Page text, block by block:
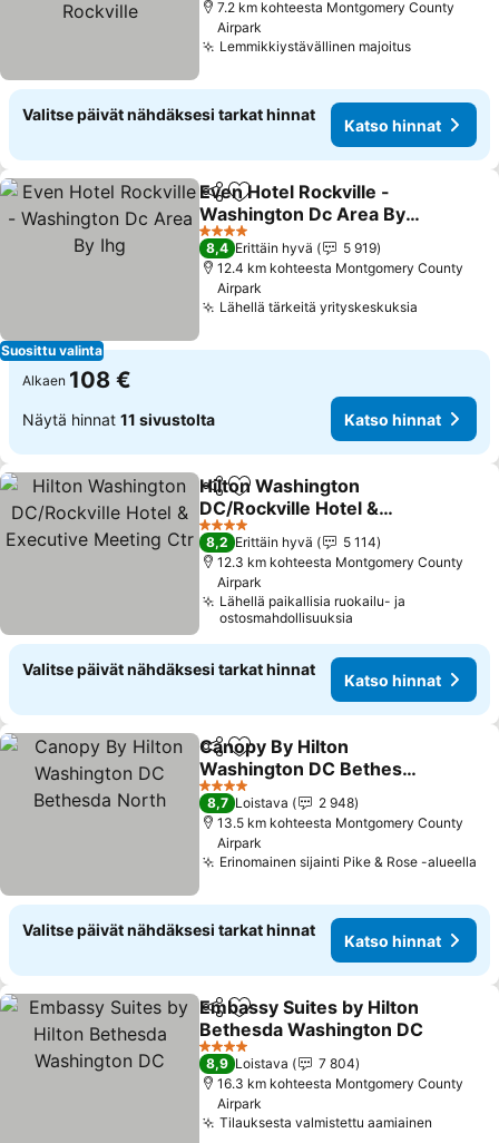
7.2 km kohteesta Montgomery County
Airpark
Lemmikkiystävällinen majoitusKatso
Valitse päivät nähdäksesi tarkat hinnat
Katso hinnat
Suosittu valinta
Jaa Lisää suosikkeihin
Even Hotel Rockville -
Washington Dc Area By
Ihg
Katso hinnat
4 Tähtiluokitus
8,4 Erittäin hyvä
5 919
12.4 km kohteesta Montgomery County
Airpark
Lähellä tärkeitä yrityskeskuksia
Alkaen 108 €
Näytä hinnat 11 sivustolta Katso hinnat
Jaa Lisää suosikkeihin
Hilton Washington
DC/Rockville Hotel &
Executive Meeting Ctr
Katso hinnat
4 Tähtiluokitus
8,2 Erittäin hyvä
5 114
12.3 km kohteesta Montgomery County
Airpark
Lähellä paikallisia ruokailu- ja
ostosmahdollisuuksia
Valitse päivät nähdäksesi tarkat hinnat
Katso hinnat
Jaa Lisää suosikkeihin
Canopy By Hilton
Washington DC Bethesda
North
Katso hinnat
4 Tähtiluokitus
8,7 Loistava
2 948
13.5 km kohteesta Montgomery County
Airpark
Erinomainen sijainti Pike & Rose -alueella
Valitse päivät nähdäksesi tarkat hinnat
Katso hinnat
Jaa Lisää suosikkeihin
Embassy Suites by Hilton
Bethesda Washington DC
Katso hinnat
4 Tähtiluokitus
8,9 Loistava
7 804
16.3 km kohteesta Montgomery County
Airpark
Tilauksesta valmistettu aamiainen